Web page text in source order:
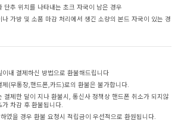
단추 위치를 나타내는 초크 자국이 남은 경우
가방 및 소품 마감 처리에서 생긴 소량의 본드 자국이 있는 경
내 결제하신 방법으로 환불해드립니다
(무통장,핸드폰,카드)로의 환불은 불가합니다.
결제한 달이 지나 환불시, 통신사 정책상 핸드폰 취소가 되지않
차감 후 환불됩니다.
였을 경우 환불 요청시 적립금이 우선적으로 환원됩니다.